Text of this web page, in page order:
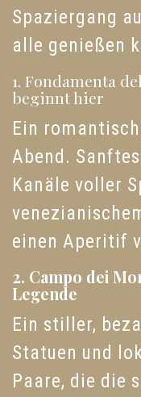
Spaziergang
alle genießen
1. Fondamenta
beginnt hier
Ein
Abend.
Kanäle voller
einen Aperitif
2. Campo dei
Legende
Ein stiller,
Statuen und
Paare, die die